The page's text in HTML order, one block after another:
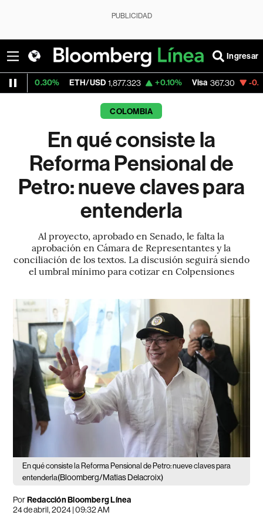
PUBLICIDAD
Ingresar
ETH/USD 1,877.323 +0.10% Visa 367.30 -0.62%
COLOMBIA
En qué consiste la
Reforma Pensional de
Petro: nueve claves para
entenderla
Al proyecto, aprobado en Senado, le falta la
aprobación en Cámara de Representantes y la
conciliación de los textos. La discusión seguirá siendo
el umbral mínimo para cotizar en Colpensiones
En qué consiste la Reforma Pensional de Petro: nueve claves para
entenderla(Bloomberg/Matias Delacroix)
PorRedacción Bloomberg Línea
24 de abril, 2024 | 09:32 AM